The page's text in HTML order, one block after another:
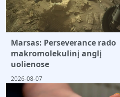
Marsas: Perseverance rado
makromolekulinį anglį
uolienose
2026-08-07